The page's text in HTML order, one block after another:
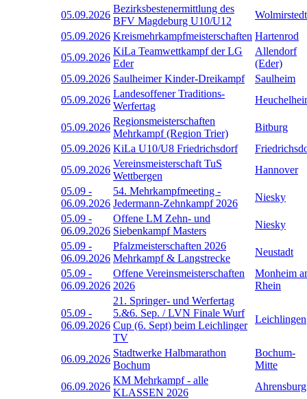
05.09.2026
Bezirksbestenermittlung des
BFV Magdeburg U10/U12
Wolmirstedt
05.09.2026 Kreismehrkampfmeisterschaften Hartenrod
05.09.2026
KiLa Teamwettkampf der LG
Eder
Allendorf
(Eder)
05.09.2026 Saulheimer Kinder-Dreikampf
Saulheim
05.09.2026
Landesoffener Traditions-
Werfertag
05.09.2026
Regionsmeisterschaften
Mehrkampf (Region Trier)
Bitburg
05.09.2026 KiLa U10/U8 Friedrichsdorf
05.09.2026
Vereinsmeisterschaft TuS
Wettbergen
Hannover
05.09 -
06.09.2026
54. Mehrkampfmeeting -
Jedermann-Zehnkampf 2026
Niesky
05.09 -
06.09.2026
Offene LM Zehn- und
Siebenkampf Masters
Niesky
05.09 -
06.09.2026
Pfalzmeisterschaften 2026
Mehrkampf & Langstrecke
Neustadt
05.09 -
06.09.2026
Offene Vereinsmeisterschaften
2026
Monheim
Rhein
05.09 -
06.09.2026
21. Springer- und Werfertag
5.&6. Sep. / LVN Finale Wurf
Cup (6. Sept) beim Leichlinger
TV
Leichlingen
06.09.2026
Stadtwerke Halbmarathon
Bochum
Bochum-
Mitte
06.09.2026
KM Mehrkampf - alle
KLASSEN 2026
Ahrensburg